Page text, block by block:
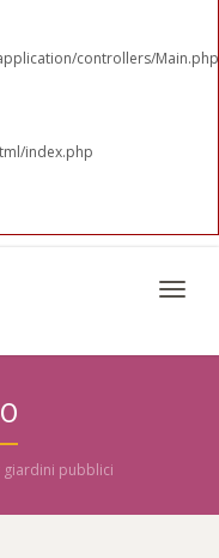
controllers/Main.php
index.php
giardini pubblici